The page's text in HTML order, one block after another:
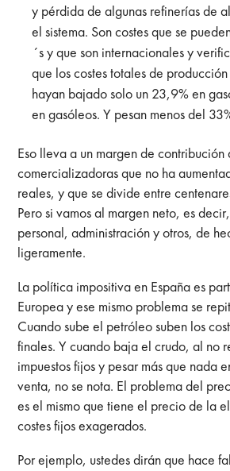
y pérdida de algunas refinerías de
el sistema. Son costes que se
´s y que son internacionales y
que los costes totales de
hayan bajado solo un 23,9% en
en gasóleos. Y pesan menos del
Eso lleva a un margen de
comercializadoras que no ha
reales, y que se divide entre
Pero si vamos al margen neto, es
personal, administración y otros, de
ligeramente.
La política impositiva en España es
Europea y ese mismo problema se
Cuando sube el petróleo suben los
finales. Y cuando baja el crudo, al no
impuestos fijos y pesar más que nada
venta, no se nota. El problema del
es el mismo que tiene el precio de la
costes fijos exagerados.
Por ejemplo, ustedes dirán que hace